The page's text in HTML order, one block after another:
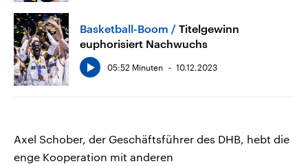
Basketball-Boom
Titelgewinn
euphorisiert Nachwuchs
05:52 Minuten 10.12.2023
Axel Schober, der Geschäftsführer des DHB, hebt die
enge Kooperation mit anderen